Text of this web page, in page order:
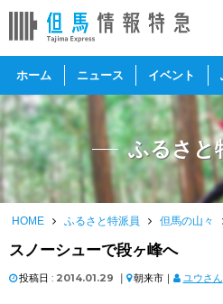
ホーム ニュース イベント
ふるさと
HOME ふるさと特派員 但馬の山々
スノーシューで段ヶ峰へ
投稿日 : 2014.01.29 ｜ 朝来市｜ ユウさん